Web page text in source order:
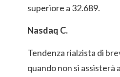
superiore a 32.689.
Nasdaq C.
Tendenza rialzista di
quando non si assisterà